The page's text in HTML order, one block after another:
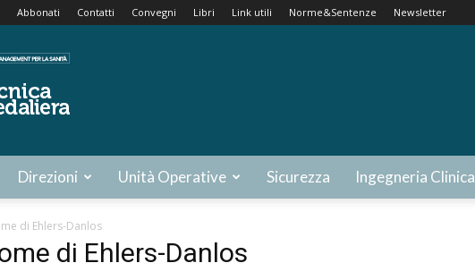
Abbonati Contatti Convegni Libri Link utili Norme&Sentenze Newsletter
Direzioni Unità Operative Sicurezza Ingegneria Clinica
di Ehlers-Danlos
di Ehlers-Danlos